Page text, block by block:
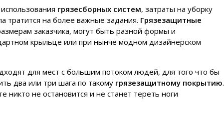
грязесборных систем, затраты на уборку
тратится на более важные задания. Грязезащитные
заказчика, могут быть разной формы и
крыльце или при нынче модном дизайнерском
для мест с большим потоком людей, для того что бы
два или три шага по такому грязезащитному покрытию.
никто не остановится и не станет тереть ноги